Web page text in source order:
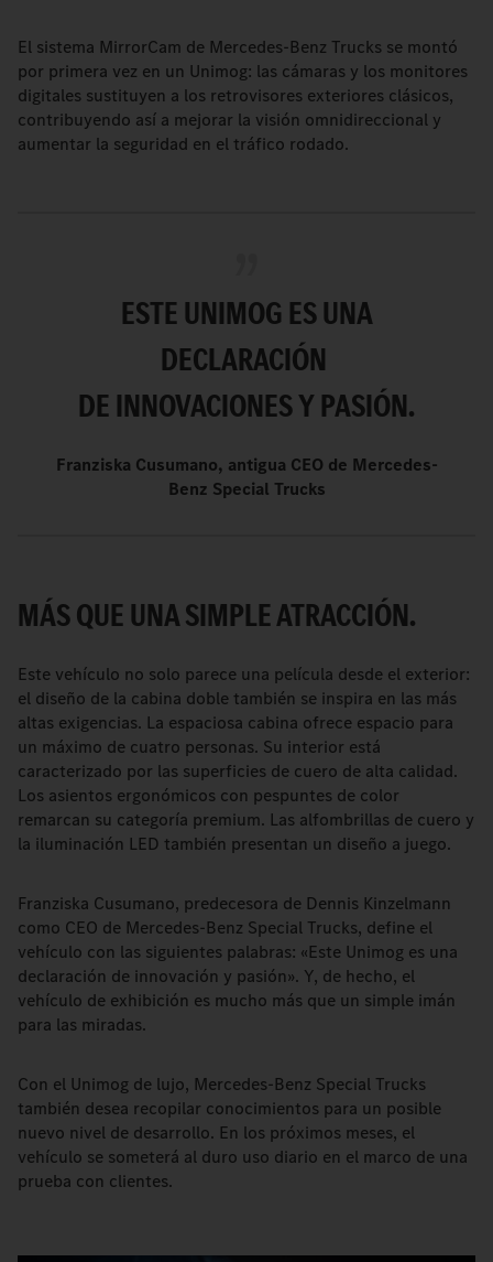
El sistema MirrorCam de Mercedes-Benz Trucks se montó
por primera vez en un Unimog: las cámaras y los monitores
digitales sustituyen a los retrovisores exteriores clásicos,
contribuyendo así a mejorar la visión omnidireccional y
aumentar la seguridad en el tráfico rodado.
ESTE UNIMOG ES UNA
DECLARACIÓN
DE INNOVACIONES Y PASIÓN.
Franziska Cusumano, antigua CEO de Mercedes-
Benz Special Trucks
MÁS QUE UNA SIMPLE ATRACCIÓN.
Este vehículo no solo parece una película desde el exterior:
el diseño de la cabina doble también se inspira en las más
altas exigencias. La espaciosa cabina ofrece espacio para
un máximo de cuatro personas. Su interior está
caracterizado por las superficies de cuero de alta calidad.
Los asientos ergonómicos con pespuntes de color
remarcan su categoría premium. Las alfombrillas de cuero y
la iluminación LED también presentan un diseño a juego.
Franziska Cusumano, predecesora de Dennis Kinzelmann
como CEO de Mercedes-Benz Special Trucks, define el
vehículo con las siguientes palabras: «Este Unimog es una
declaración de innovación y pasión». Y, de hecho, el
vehículo de exhibición es mucho más que un simple imán
para las miradas.
Con el Unimog de lujo, Mercedes-Benz Special Trucks
también desea recopilar conocimientos para un posible
nuevo nivel de desarrollo. En los próximos meses, el
vehículo se someterá al duro uso diario en el marco de una
prueba con clientes.